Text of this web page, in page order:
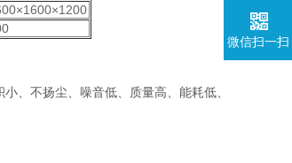
、不扬尘、噪音低、质量高、能耗低、
微信扫一扫